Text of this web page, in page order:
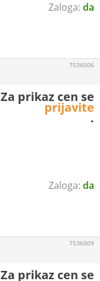
da
da
7536006
Za prikaz cen se
prijavite
.
7536009
Za prikaz cen se